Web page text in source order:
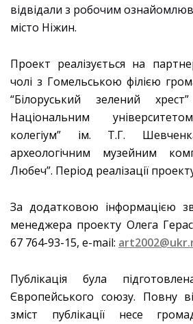
відвідали з робочим
місто Ніжин.
Проект реалізується на
чолі з Гомельською філією
“Білоруський зелений
Національним
колегіум” ім. Т.Г.
археологічним музейним
Любеч”. Період реалізації
За додатковою інформацією
менеджера проекту Олега
67 764-93-15, e-mail:
Публікація була
Європейського союзу. Повну
зміст публікації несе